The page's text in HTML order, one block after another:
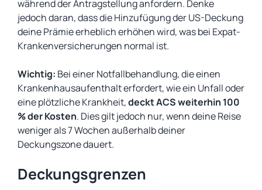
während der Antragstellung anfordern. Denke
jedoch daran, dass die Hinzufügung der US-Deckung
deine Prämie erheblich erhöhen wird, was bei Expat-
Krankenversicherungen normal ist.
Wichtig: Bei einer Notfallbehandlung, die einen
Krankenhausaufenthalt erfordert, wie ein Unfall oder
eine plötzliche Krankheit,deckt ACS weiterhin 100
% der Kosten. Dies gilt jedoch nur, wenn deine Reise
weniger als 7 Wochen außerhalb deiner
Deckungszone dauert.
Deckungsgrenzen